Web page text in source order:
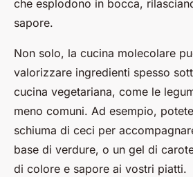
che esplodono in bocca,
sapore.
Non solo, la cucina molecolare
valorizzare ingredienti spesso
cucina vegetariana, come le
meno comuni. Ad esempio,
schiuma di ceci per
base di verdure, o un gel di
di colore e sapore ai vostri piatti.